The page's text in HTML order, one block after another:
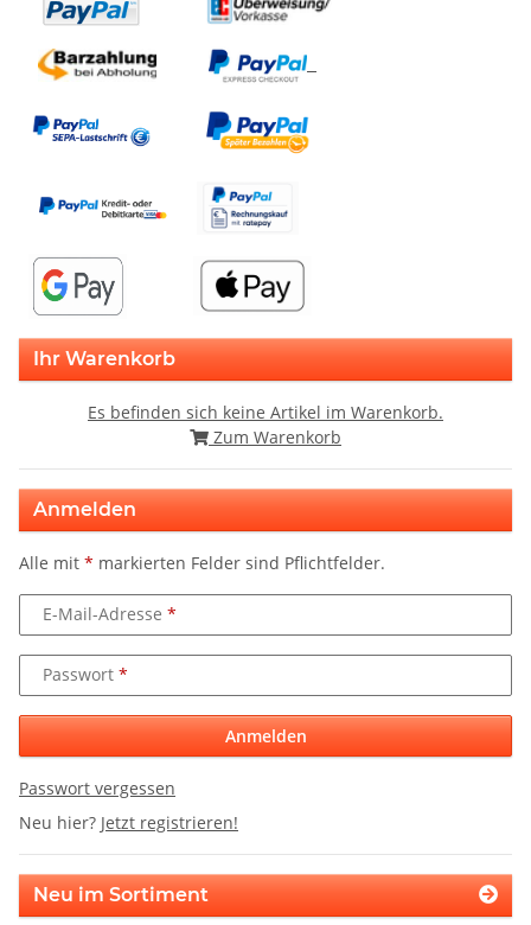
Ihr Warenkorb
Es befinden sich keine Artikel im Warenkorb.
Zum Warenkorb
Anmelden
Alle mit * markierten Felder sind Pflichtfelder.
E-Mail-Adresse
Passwort
Anmelden
Passwort vergessen
Neu hier? Jetzt registrieren!
Neu im Sortiment